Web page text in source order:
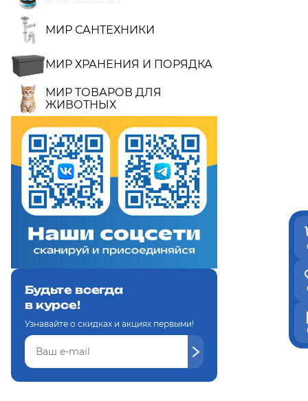
МИР САНТЕХНИКИ
МИР ХРАНЕНИЯ И ПОРЯДКА
МИР ТОВАРОВ ДЛЯ
ЖИВОТНЫХ
Будьте всегда
в курсе!
Узнавайте о скидках и акциях первыми!